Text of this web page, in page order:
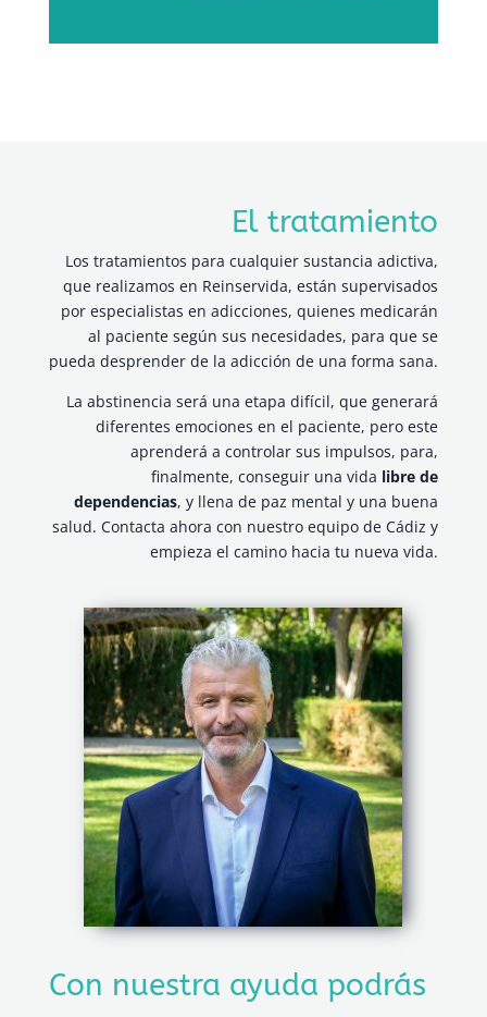
El tratamiento
Los tratamientos para cualquier sustancia adictiva,
que realizamos en Reinservida, están supervisados
por especialistas en adicciones, quienes medicarán
al paciente según sus necesidades, para que se
pueda desprender de la adicción de una forma sana.
La abstinencia será una etapa difícil, que generará
diferentes emociones en el paciente, pero este
aprenderá a controlar sus impulsos, para,
finalmente, conseguir una vida libre de
dependencias, y llena de paz mental y una buena
salud. Contacta ahora con nuestro equipo de Cádiz y
empieza el camino hacia tu nueva vida.
Con nuestra ayuda podrás